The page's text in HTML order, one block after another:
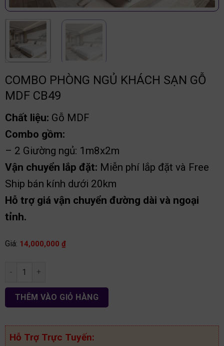
COMBO PHÒNG NGỦ KHÁCH SẠN GỖ
MDF CB49
Chất liệu: Gỗ MDF
Combo gồm:
– 2 Giường ngủ: 1m8x2m
Vận chuyển lắp đặt: Miễn phí lắp đặt và Free
Ship bán kính dưới 20km
Hỗ trợ giá vận chuyển đường dài và ngoại
tỉnh.
Giá: 14,000,000 ₫
Combo phòng ngủ khách sạn gỗ MDF CB49 số lượng
THÊM VÀO GIỎ HÀNG
Hỗ Trợ Trực Tuyến: